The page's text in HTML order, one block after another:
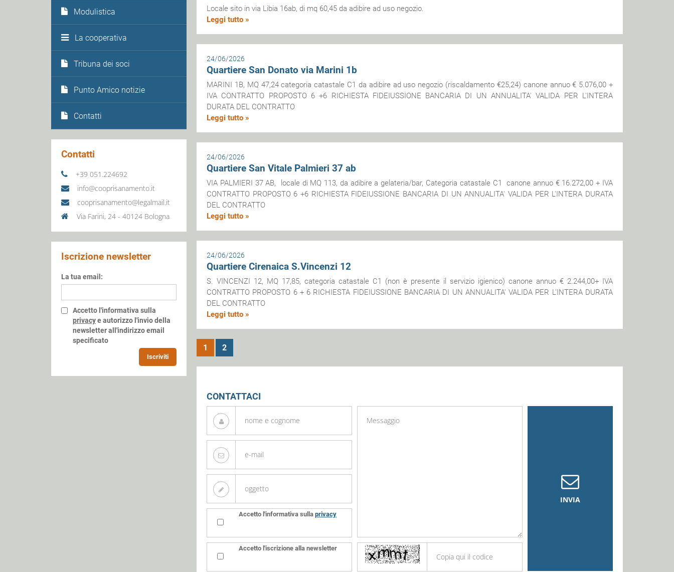
Modulistica
La cooperativa
Tribuna dei soci
Punto Amico notizie
Contatti
Contatti
+39 051.224692
info@cooprisanamento.it
cooprisanamento@legalmail.it
Via Farini, 24 - 40124 Bologna
Iscrizione newsletter
La tua email:
Accetto l'informativa sulla
privacye autorizzo l'invio della
newsletter all'indirizzo email
specificato
Iscriviti
Locale sito in via Libia 16ab, di mq 60,45 da adibire ad uso negozio.
Leggi tutto »
24/06/2026
Quartiere San Donato via Marini 1b
MARINI 1B, MQ 47,24 categoria catastale C1 da adibire ad uso negozio (riscaldamento €25,24) canone annuo € 5.076,00 +
IVA CONTRATTO PROPOSTO 6 +6 RICHIESTA FIDEIUSSIONE BANCARIA DI UN ANNUALITA' VALIDA PER L'INTERA
DURATA DEL CONTRATTO
Leggi tutto »
24/06/2026
Quartiere San Vitale Palmieri 37 ab
VIA PALMIERI 37 AB, locale di MQ 113, da adibire a gelateria/bar, Categoria catastale C1 canone annuo € 16.272,00 + IVA
CONTRATTO PROPOSTO 6 +6 RICHIESTA FIDEIUSSIONE BANCARIA DI UN ANNUALITA' VALIDA PER L'INTERA DURATA
DEL CONTRATTO
Leggi tutto »
24/06/2026
Quartiere Cirenaica S.Vincenzi 12
S. VINCENZI 12, MQ 17,85, categoria catastale C1 (non è presente il servizio igienico) canone annuo € 2.244,00+ IVA
CONTRATTO PROPOSTO 6 + 6 RICHIESTA FIDEIUSSIONE BANCARIA DI UN ANNUALITA' VALIDA PER L'INTERA DURATA
DEL CONTRATTO
Leggi tutto »
1 2
CONTATTACI
Accetto l'informativa sulla privacy
Accetto l'iscrizione alla newsletter
INVIA